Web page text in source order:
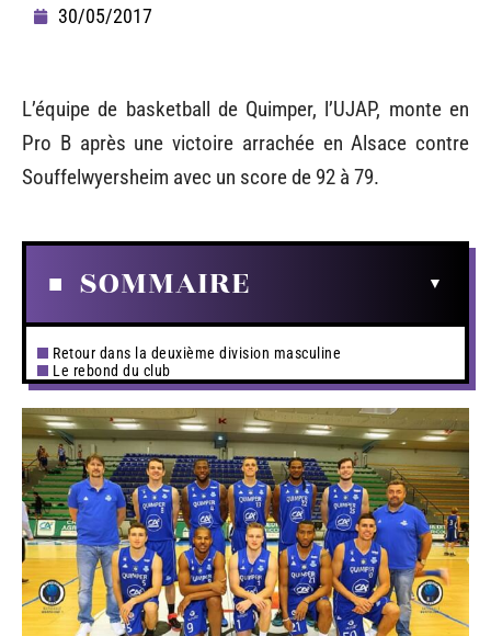
30/05/2017
L’équipe de basketball de Quimper, l’UJAP, monte en
Pro B après une victoire arrachée en Alsace contre
Souffelwyersheim avec un score de 92 à 79.
SOMMAIRE
Retour dans la deuxième division masculine
Le rebond du club